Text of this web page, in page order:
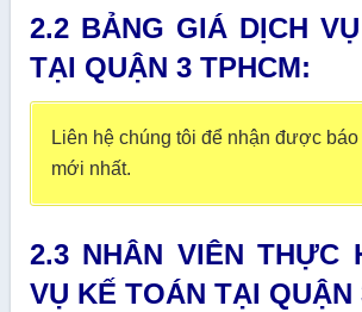
2.2 BẢNG GIÁ DỊCH
TẠI QUẬN 3 TPHCM:
Liên hệ chúng tôi để nhận được báo
mới nhất.
2.3 NHÂN VIÊN THỰC
VỤ KẾ TOÁN TẠI QUẬN